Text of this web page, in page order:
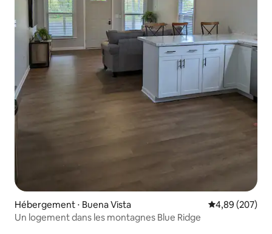
Hébergement ⋅ Buena Vista Évaluation
4,89 (207)
Un logement dans les montagnes Blue Ridge